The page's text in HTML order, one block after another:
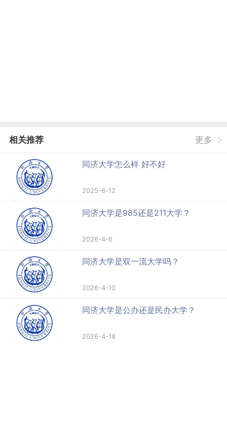
相关推荐 更多
同济大学怎么样 好不好
2025-6-12
同济大学是985还是211大学？
2026-4-6
同济大学是双一流大学吗？
2026-4-10
同济大学是公办还是民办大学？
2026-4-18